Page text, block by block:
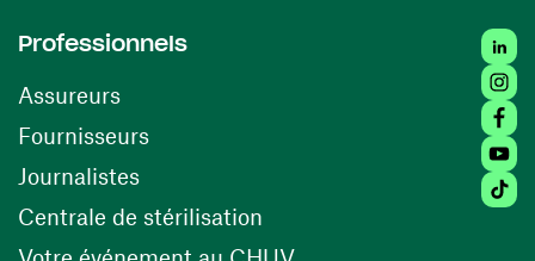
Professionnels
Assureurs
Fournisseurs(ouvre une nouvelle fenêtre)
Journalistes
Centrale de stérilisation (ouvre une nouvelle